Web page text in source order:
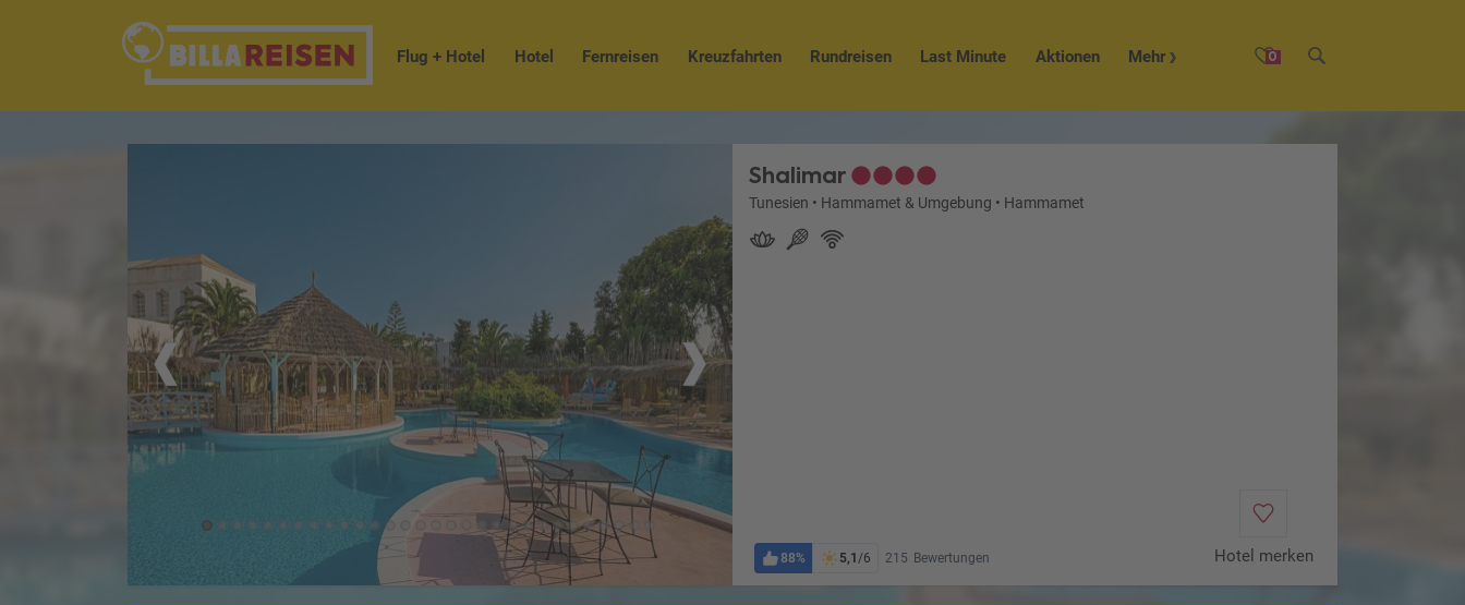
0
Flug + Hotel Hotel Fernreisen Kreuzfahrten Rundreisen Last Minute Aktionen Mehr
Shalimar
Tunesien • Hammamet & Umgebung • Hammamet
88% 5,1/6 215 Bewertungen Hotel merken